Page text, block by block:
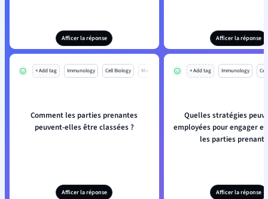
Afficer la réponse Afficer la réponse
+ Add tag Immunology Cell Biology Mo
Comment les parties prenantes
peuvent-elles être classées ?
Afficer la réponse
+ Add tag Immunology
Quelles stratégies
employées pour engager
les parties
Afficer la réponse